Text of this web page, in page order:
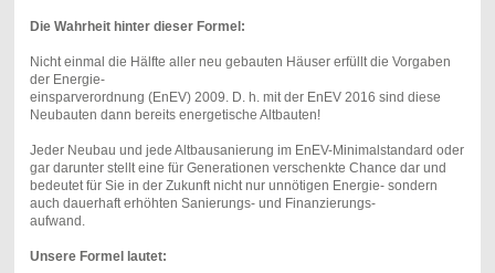
Die Wahrheit hinter dieser Formel:
Nicht einmal die Hälfte aller neu gebauten Häuser erfüllt die Vorgaben
der Energie-
einsparverordnung (EnEV) 2009. D. h. mit der EnEV 2016 sind diese
Neubauten dann bereits energetische Altbauten!
Jeder Neubau und jede Altbausanierung im EnEV-Minimalstandard oder
gar darunter stellt eine für Generationen verschenkte Chance dar und
bedeutet für Sie in der Zukunft nicht nur unnötigen Energie- sondern
auch dauerhaft erhöhten Sanierungs- und Finanzierungs-
aufwand.
Unsere Formel lautet: